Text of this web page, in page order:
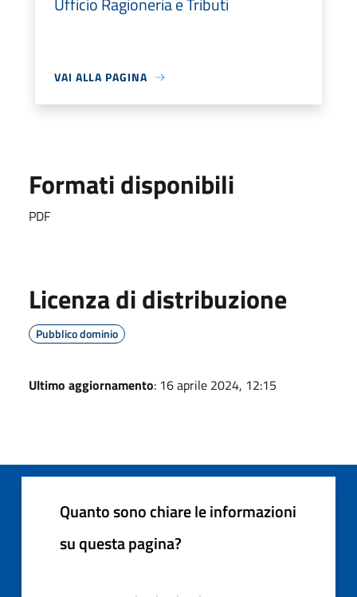
VAI ALLA PAGINA
Formati disponibili
PDF
Licenza di distribuzione
Pubblico dominio
Ultimo aggiornamento: 16 aprile 2024, 12:15
Quanto sono chiare le informazioni
su questa pagina?